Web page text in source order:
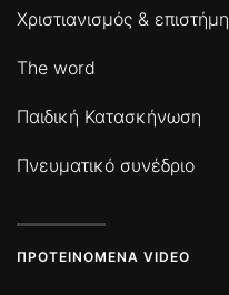
Χριστιανισμός & επιστήμη
The word
Παιδική Κατασκήνωση
Πνευματικό συνέδριο
ΠΡΟΤΕΙΝΌΜΕΝΑ VIDEO